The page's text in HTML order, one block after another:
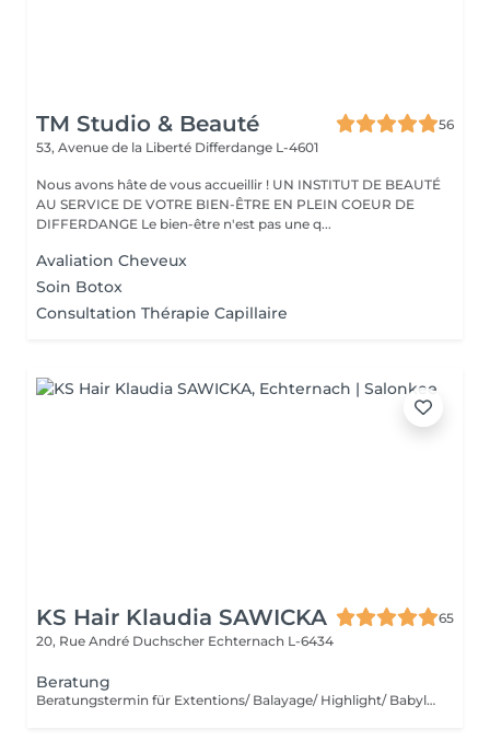
TM Studio & Beauté
56
53, Avenue de la Liberté Differdange L-4601
Nous avons hâte de vous accueillir ! UN INSTITUT DE BEAUTÉ
AU SERVICE DE VOTRE BIEN-ÊTRE EN PLEIN COEUR DE
DIFFERDANGE Le bien-être n'est pas une q...
Avaliation Cheveux
Soin Botox
Consultation Thérapie Capillaire
KS Hair Klaudia SAWICKA
65
20, Rue André Duchscher Echternach L-6434
Beratung
Beratungstermin für Extentions/ Balayage/ Highlight/ Babylight und Haarentfärbung